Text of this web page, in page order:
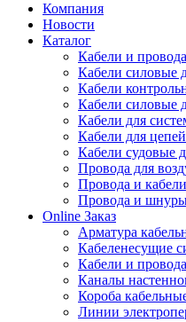
Компания
Новости
Каталог
Кабели и
Кабели силовые
Кабели
Кабели силовые
Кабели для
Кабели для
Кабели судовые
Провода для
Провода и
Провода и шнуры
Online Заказ
Арматура
Кабеленесущие
Кабели и провода
Каналы
Короба
Линии